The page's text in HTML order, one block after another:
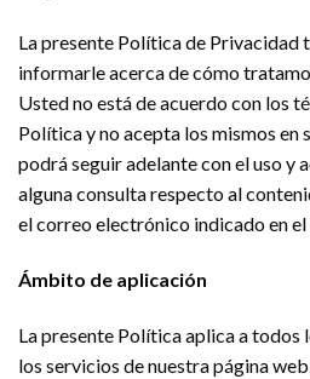
La presente Política de Privacidad
informarle acerca de cómo
Usted no está de acuerdo con los
Política y no acepta los mismos en
podrá seguir adelante con el uso y
alguna consulta respecto al
el correo electrónico indicado en
Ámbito de aplicación
La presente Política aplica a todos
los servicios de nuestra página